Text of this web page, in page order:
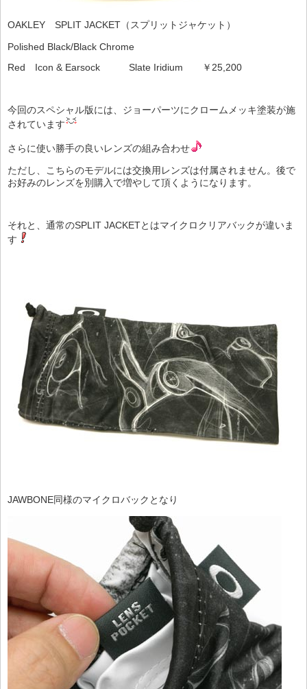
OAKLEY SPLIT JACKET（スプリットジャケット）
Polished Black/Black Chrome
Red Icon & Earsock Slate Iridium ￥25,200
今回のスペシャル版には、ジョーパーツにクロームメッキ塗装が施
されています
さらに使い勝手の良いレンズの組み合わせ
ただし、こちらのモデルには交換用レンズは付属されません。後で
お好みのレンズを別購入で増やして頂くようになります。
それと、通常のSPLIT JACKETとはマイクロクリアバックが違いま
す
JAWBONE同様のマイクロバックとなり